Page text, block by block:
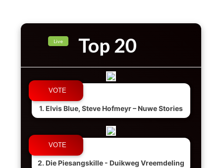
Live Top 20
1. Elvis Blue, Steve Hofmeyr – Nuwe Stories
2. Die Piesangskille - Duikweg Vreemdeling